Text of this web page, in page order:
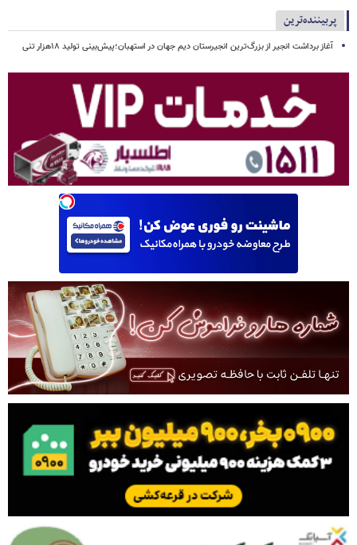
پربیننده‌ترین
آغاز برداشت انجیر از بزرگ‌ترین انجیرستان دیم جهان در استهبان؛پیش‌بینی تولید ۱۸هزار تنی